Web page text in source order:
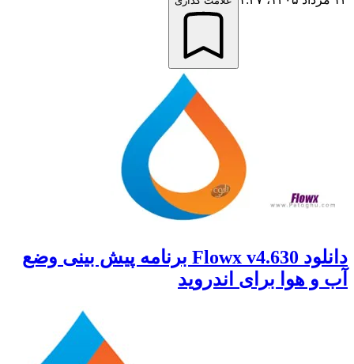
دانلود Flowx v4.630 برنامه پیش بینی وضع
هوا برای اندروید